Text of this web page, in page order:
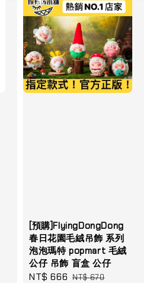
[預購]FlyingDongDong
春日花園毛絨吊飾 系列
泡泡瑪特 popmart 毛絨
公仔 吊飾 盲盒 公仔
Sale
NT$ 666 Regular
NT$ 670